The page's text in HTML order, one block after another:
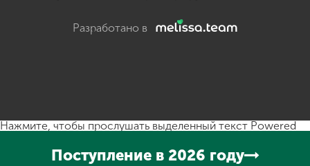
Разработано в
Поступление в 2026 году
Нажмите, чтобы прослушать выделенный текст Powered